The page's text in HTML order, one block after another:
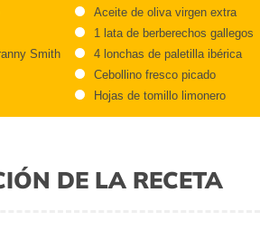
Smith
Aceite de oliva virgen extra
1 lata de berberechos gallegos
4 lonchas de paletilla ibérica
Cebollino fresco picado
Hojas de tomillo limonero
DE LA RECETA